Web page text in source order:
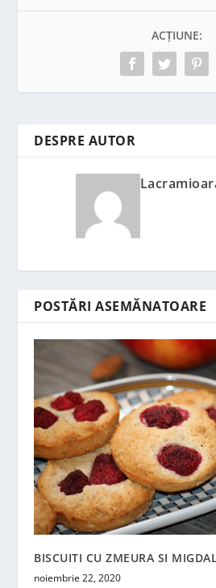
ACȚIUNE:
DESPRE AUTOR
POSTĂRI ASEMĂNATOARE
BISCUITI CU ZMEURA SI
noiembrie 22, 2020